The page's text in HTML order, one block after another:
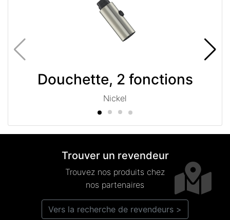
Douchette, 2 fonctions
Nickel
Trouver un revendeur
Trouvez nos produits chez
nos partenaires
Vers la recherche de revendeurs >